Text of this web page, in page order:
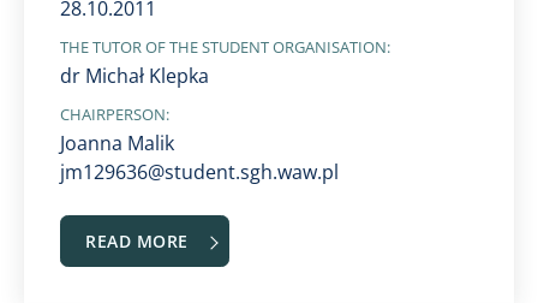
28.10.2011
THE TUTOR OF THE STUDENT ORGANISATION:
dr Michał Klepka
CHAIRPERSON:
Joanna Malik
jm129636@student.sgh.waw.pl
READ MORE